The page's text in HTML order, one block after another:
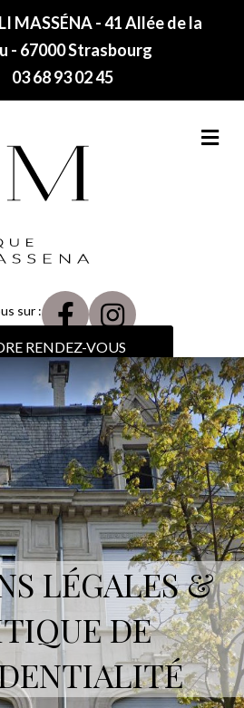
MASSÉNA - 41 Allée de la
- 67000 Strasbourg
03 68 93 02 45
sur :
RENDEZ-VOUS
LÉGALES &
DE